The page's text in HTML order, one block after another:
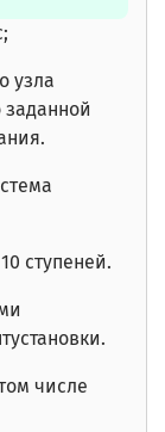
узла
ступеней.
числе